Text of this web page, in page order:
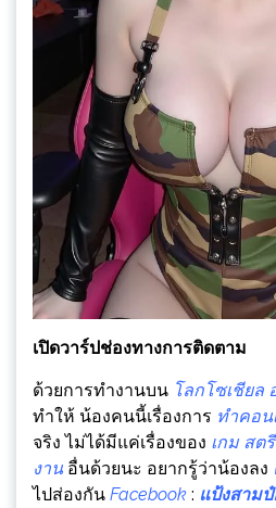
เปิดวาร์ปช่องทางการติดตาม
ด้วยการทำงานบน โลกโซเชียล
ทำให้ น้องคนนี้เรื่องการ ทำคอน
จริง ไม่ได้มีแค่เรื่องของ เกม สต
งาน อื่นด้วยนะ อยากรู้ว่าน้องลง
ไปส่องกัน Facebook : แป้งสาม